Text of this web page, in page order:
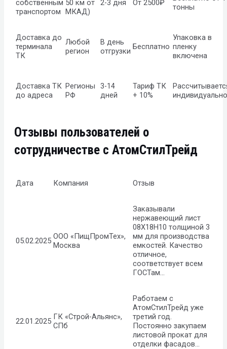
собственным
транспортом
50 км от
МКАД)
2-3 дня От 2500₽
тонны
Доставка до
терминала
ТК
Любой
регион
В день
отгрузки Бесплатно
Упаковка в
пленку
включена
Доставка ТК
до адреса
Регионы
РФ
3-14
дней
Тариф ТК
+ 10%
индивидуально
Отзывы пользователей о
сотрудничестве с АтомСтилТрейд
Дата Компания Отзыв
05.02.2025 ООО «ПищПромТех»,
Москва
Заказывали
нержавеющий лист
08Х18Н10 толщиной 3
мм для производства
емкостей. Качество
отличное,
соответствует всем
ГОСТам…
22.01.2025 ГК «Строй-Альянс»,
СПб
Работаем с
АтомСтилТрейд уже
третий год.
Постоянно закупаем
листовой прокат для
отделки фасадов…